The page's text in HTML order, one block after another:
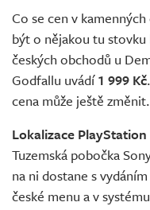
Co se cen v
být o nějakou tu stovku
českých obchodů u
Godfallu uvádí1 999 Kč
cena může ještě změnit.
Lokalizace
Tuzemská pobočka
na ni dostane s
české menu a v